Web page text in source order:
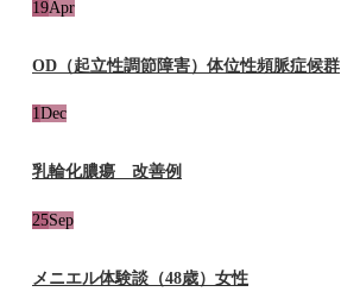
19Apr
OD（起立性調節障害）体位性頻脈症候群
1Dec
乳輪化膿瘍 改善例
25Sep
メニエル体験談（48歳）女性